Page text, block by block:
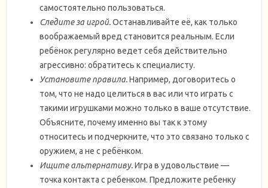
самостоятельно пользоваться.
Следите за игрой.Останавливайте её, как только
воображаемый вред становится реальным. Если
ребёнок регулярно ведет себя действительно
агрессивно: обратитесь к специалисту.
Установите правила.Например, договоритесь о
том, что не надо целиться в вас или что играть с
такими игрушками можно только в ваше отсутствие.
Объясните, почему именно вы так к этому
относитесь и подчеркните, что это связано только с
оружием, а не с ребёнком.
Ищите альтернативу.Игра в удовольствие —
точка контакта с ребенком. Предложите ребенку